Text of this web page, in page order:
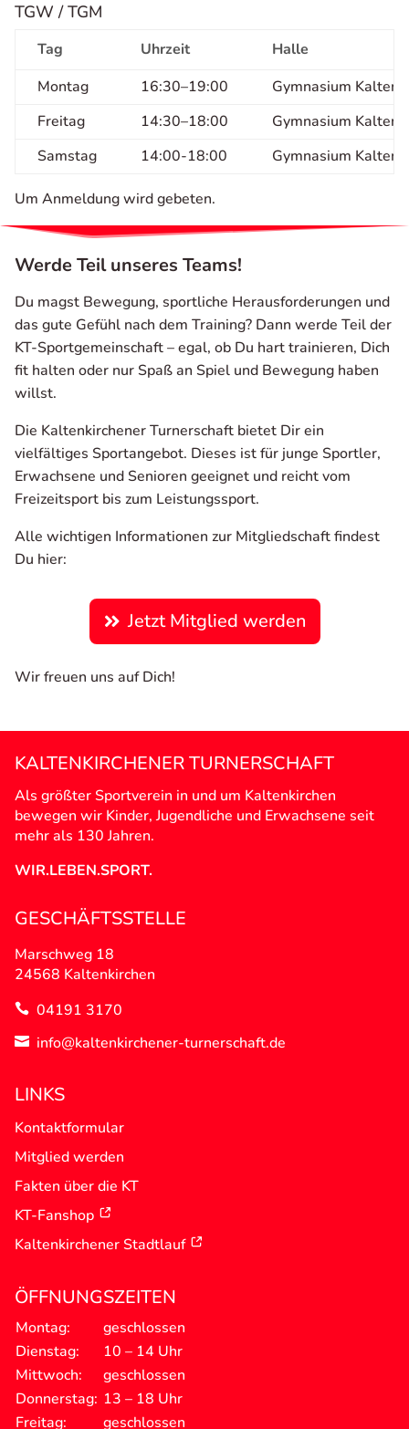
TGW / TGM
Tag Uhrzeit
Halle
Montag
16:30–19:00
Gymnasium
Freitag
14:30–18:00
Gymnasium
Samstag
14:00-18:00 Gymnasium
Um Anmeldung wird gebeten.
Werde Teil unseres Teams!
Du magst Bewegung, sportliche Herausforderungen und
das gute Gefühl nach dem Training? Dann werde Teil der
KT-Sportgemeinschaft – egal, ob Du hart trainieren, Dich
fit halten oder nur Spaß an Spiel und Bewegung haben
willst.
Die Kaltenkirchener Turnerschaft bietet Dir ein
vielfältiges Sportangebot. Dieses ist für junge Sportler,
Erwachsene und Senioren geeignet und reicht vom
Freizeitsport bis zum Leistungssport.
Alle wichtigen Informationen zur Mitgliedschaft findest
Du hier:
Jetzt Mitglied werden
Wir freuen uns auf Dich!
KALTENKIRCHENER TURNERSCHAFT
Als größter Sportverein in und um Kaltenkirchen
bewegen wir Kinder, Jugendliche und Erwachsene seit
mehr als 130 Jahren.
WIR.LEBEN.SPORT.
GESCHÄFTSSTELLE
Marschweg 18
24568 Kaltenkirchen
 04191 3170
 info@kaltenkirchener-turnerschaft.de
LINKS
Kontaktformular
Mitglied werden
Fakten über die KT
KT-Fanshop
Kaltenkirchener Stadtlauf
ÖFFNUNGSZEITEN
Montag:
geschlossen
Dienstag:
10 – 14 Uhr
Mittwoch:
geschlossen
Donnerstag: 13 – 18 Uhr
Freitag:
geschlossen